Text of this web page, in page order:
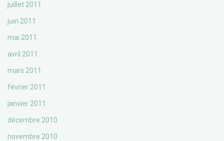
juillet 2011
juin 2011
mai 2011
avril 2011
mars 2011
février 2011
janvier 2011
décembre 2010
novembre 2010